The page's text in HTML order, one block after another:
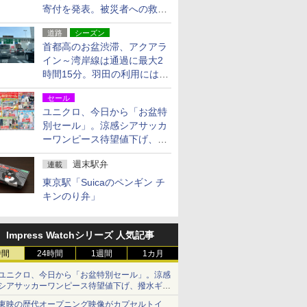
寄付を発表。被災者への救援
活動・復旧支援
道路 シーズン
首都高のお盆渋滞、アクアラ
イン～湾岸線は通過に最大2
時間15分。羽田の利用には
「空港西出口」の利用検討を
セール
ユニクロ、今日から「お盆特
別セール」。涼感シアサッカ
ーワンピース待望値下げ、撥
水ギアショーツは1990円に
連載 週末駅弁
東京駅「Suicaのペンギン チ
キンのり弁」
Impress Watchシリーズ 人気記事
24時間 1週間 1カ月
ニクロ、今日から「お盆特別セール」。涼感
アサッカーワンピース待望値下げ、撥水ギア
ョーツは1990円に
映の歴代オープニング映像がカプセルトイ